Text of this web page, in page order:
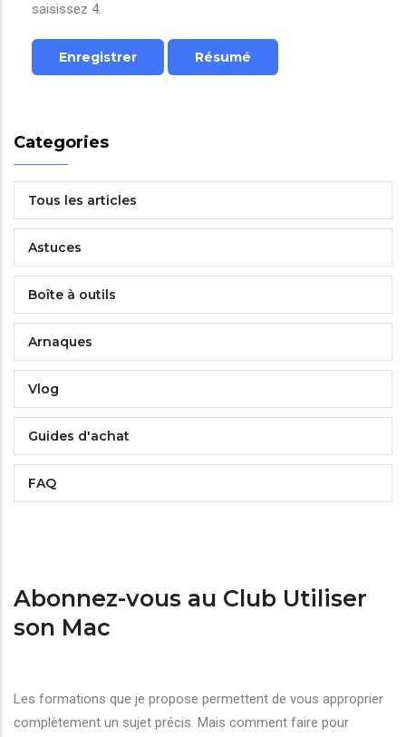
saisissez 4.
Categories
Tous les articles
Astuces
Boîte à outils
Arnaques
Vlog
Guides d'achat
FAQ
Abonnez-vous au Club Utiliser
son Mac
Les formations que je propose permettent de vous approprier
complètement un sujet précis. Mais comment faire pour